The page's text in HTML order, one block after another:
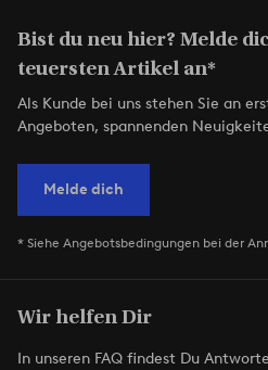
Bist du neu hier? Melde
teuersten Artikel an*
Als Kunde bei uns stehen Sie an
Angeboten, spannenden
Melde dich
* Siehe Angebotsbedingungen bei der
Wir helfen Dir
In unseren FAQ findest Du